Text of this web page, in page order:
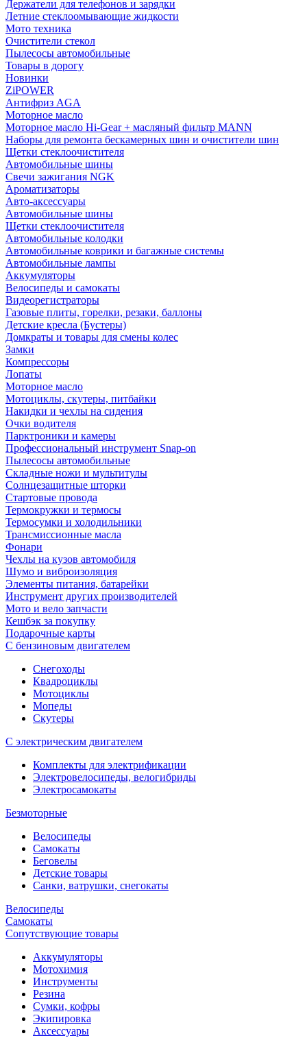
Держатели для телефонов и зарядки
Летние стеклоомывающие жидкости
Мото техника
Очистители стекол
Пылесосы автомобильные
Товары в дорогу
Новинки
ZiPOWER
Антифриз AGA
Моторное масло
Моторное масло Hi-Gear + масляный фильтр MANN
Наборы для ремонта бескамерных шин и очистители шин
Щетки стеклоочистителя
Автомобильные шины
Свечи зажигания NGK
Ароматизаторы
Авто-аксессуары
Автомобильные шины
Щетки стеклоочистителя
Автомобильные колодки
Автомобильные коврики и багажные системы
Автомобильные лампы
Аккумуляторы
Велосипеды и самокаты
Видеорегистраторы
Газовые плиты, горелки, резаки, баллоны
Детские кресла (Бустеры)
Домкраты и товары для смены колес
Замки
Компрессоры
Лопаты
Моторное масло
Мотоциклы, скутеры, питбайки
Накидки и чехлы на сидения
Очки водителя
Парктроники и камеры
Профессиональный инструмент Snap-on
Пылесосы автомобильные
Складные ножи и мультитулы
Солнцезащитные шторки
Стартовые провода
Термокружки и термосы
Термосумки и холодильники
Трансмиссионные масла
Фонари
Чехлы на кузов автомобиля
Шумо и виброизоляция
Элементы питания, батарейки
Инструмент других производителей
Мото и вело запчасти
Кешбэк за покупку
Подарочные карты
С бензиновым двигателем
Снегоходы
Квадроциклы
Мотоциклы
Мопеды
Скутеры
С электрическим двигателем
Комплекты для электрификации
Электровелосипеды, велогибриды
Электросамокаты
Безмоторные
Велосипеды
Самокаты
Беговелы
Детские товары
Санки, ватрушки, снегокаты
Велосипеды
Самокаты
Сопутствующие товары
Аккумуляторы
Мотохимия
Инструменты
Резина
Сумки, кофры
Экипировка
Аксессуары